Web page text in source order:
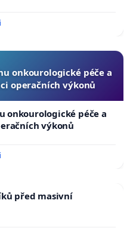
onkourologické péče a
operačních výkonů
onkourologické péče a
výkonů
před masivní